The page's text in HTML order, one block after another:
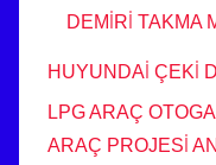
DEMİRİ TAKMA
HUYUNDAİ ÇEKİ
LPG ARAÇ
ARAÇ PROJESİ